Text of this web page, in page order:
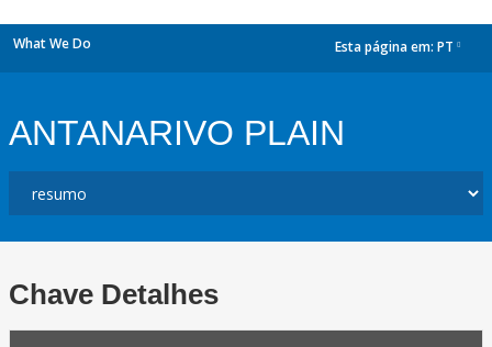
What We Do Esta página em: PT
ANTANARIVO PLAIN
Chave Detalhes